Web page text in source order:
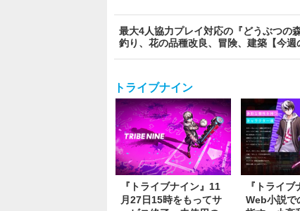
最大4人協力プレイ対応の『どうぶつの
釣り、花の品種改良、冒険、建築【今週
トライブナイン
『トライブナイン』11
月27日15時をもってサ
『トライブ
Web小説で